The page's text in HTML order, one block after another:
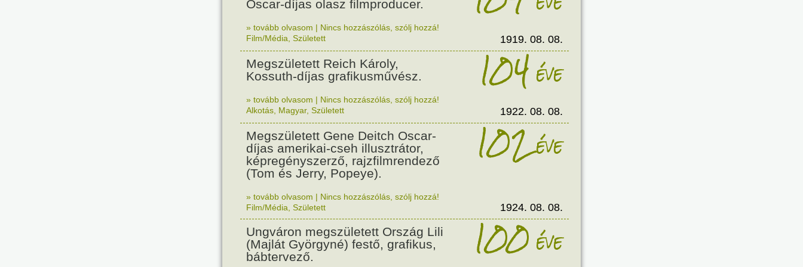
Oscar-díjas olasz filmproducer.
» tovább olvasom | Nincs hozzászólás, szólj hozzá!
Film/Média Született 1919. 08. 08.
Megszületett Reich Károly,
Kossuth-díjas grafikusművész.
104éve
» tovább olvasom | Nincs hozzászólás, szólj hozzá!
Alkotás Magyar, Született 1922. 08. 08.
Megszületett Gene Deitch Oscar-
díjas amerikai-cseh illusztrátor,
képregényszerző, rajzfilmrendező
(Tom és Jerry, Popeye).
102éve
» tovább olvasom | Nincs hozzászólás, szólj hozzá!
Film/Média Született 1924. 08. 08.
Ungváron megszületett Ország Lili
(Majlát Györgyné) festő, grafikus,
bábtervező.
100éve